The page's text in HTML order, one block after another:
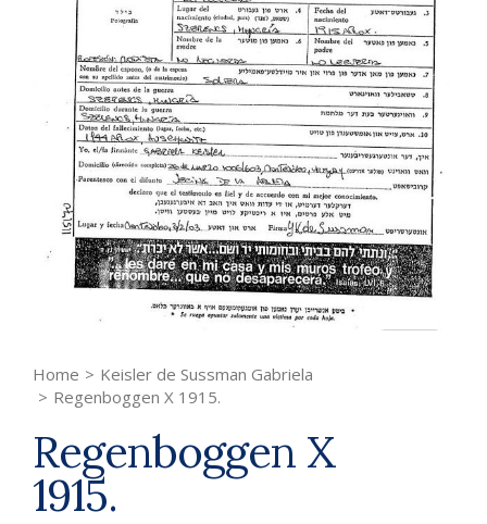
Home > Keisler de Sussman Gabriela
> Regenboggen X 1915.
Regenboggen X
1915.